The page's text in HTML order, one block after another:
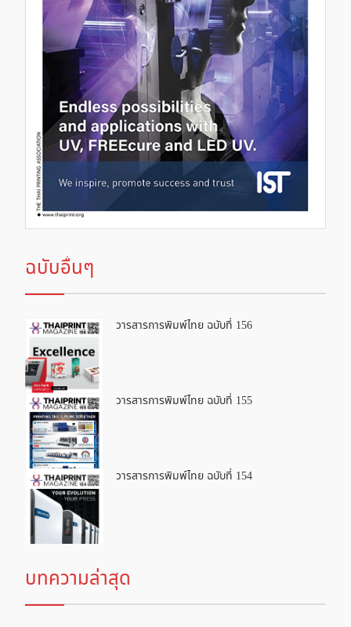
ฉบับอื่นๆ
วารสารการพิมพ์ไทย ฉบับที่ 156
วารสารการพิมพ์ไทย ฉบับที่ 155
วารสารการพิมพ์ไทย ฉบับที่ 154
บทความล่าสุด